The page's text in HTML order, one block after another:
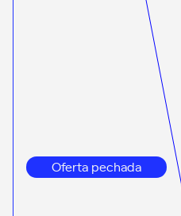
Oferta pechada